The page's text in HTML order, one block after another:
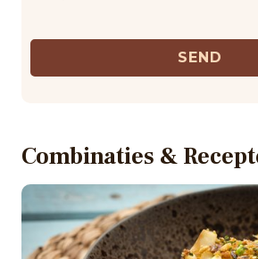
SEND
Combinaties &